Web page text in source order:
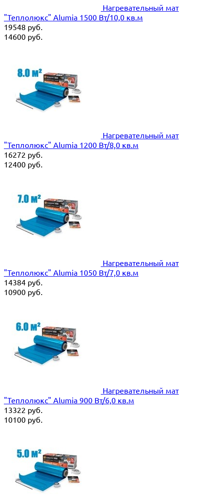
Нагревательный мат
"Теплолюкс" Alumia 1500 Вт/10,0 кв.м
19548 руб.
14600 руб.
Нагревательный мат
"Теплолюкс" Alumia 1200 Вт/8,0 кв.м
16272 руб.
12400 руб.
Нагревательный мат
"Теплолюкс" Alumia 1050 Вт/7,0 кв.м
14384 руб.
10900 руб.
Нагревательный мат
"Теплолюкс" Alumia 900 Вт/6,0 кв.м
13322 руб.
10100 руб.